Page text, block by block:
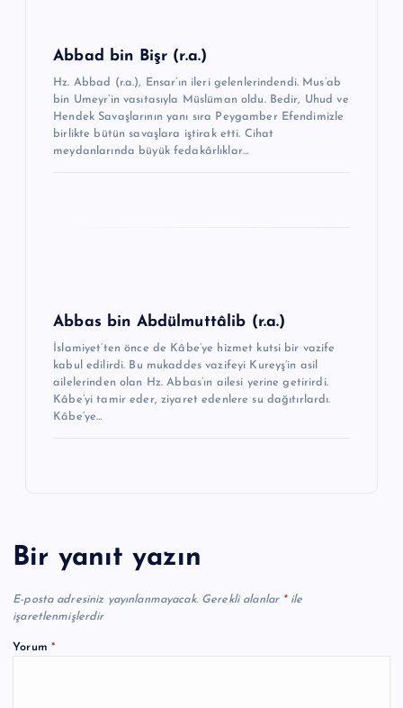
Abbad bin Bişr (r.a.)
Hz. Abbad (r.a.), Ensar’ın ileri gelenlerindendi. Mus’ab
bin Umeyr’in vasıtasıyla Müslüman oldu. Bedir, Uhud ve
Hendek Savaşlarının yanı sıra Peygamber Efendimizle
birlikte bütün savaşlara iştirak etti. Cihat
meydanlarında büyük fedakârlıklar…
Abbas bin Abdülmuttâlib (r.a.)
İslamiyet’ten önce de Kâbe’ye hizmet kutsi bir vazife
kabul edilirdi. Bu mukad­des vazifeyi Kureyş’in asil
ailelerinden olan Hz. Abbas’ın ailesi yerine getirirdi.
Kâbe’yi tamir eder, ziyaret edenlere su dağıtırlardı.
Kâbe’ye…
Bir yanıt yazın
E-posta adresiniz yayınlanmayacak. Gerekli alanlar *ile
işaretlenmişlerdir
Yorum *